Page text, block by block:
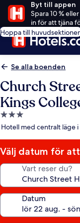
Byt till appen
Spara 10 %
in för att tjäna
Hoppa till
Se alla boenden
Church
Kings
3.0-
stjärnigt
Hotell med centralt läge
Välj datum för
Vart reser du?
Datum